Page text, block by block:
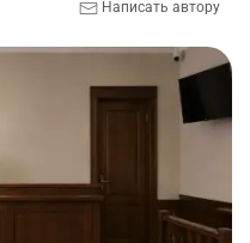
Написать автору